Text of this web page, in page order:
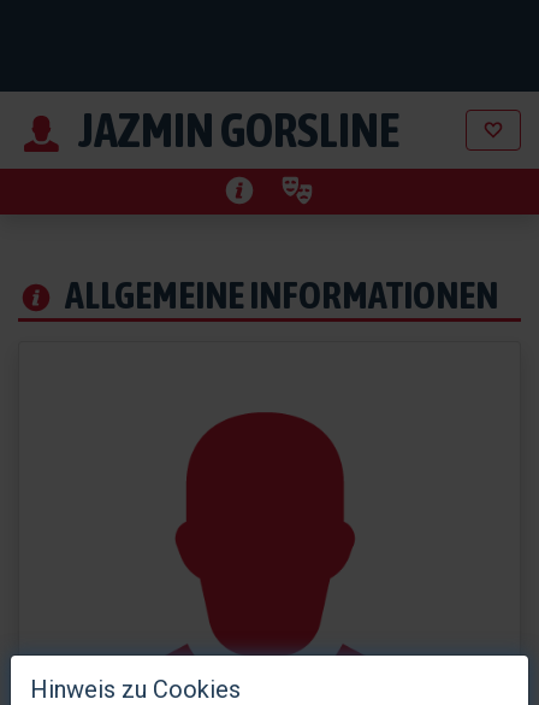
JAZMIN GORSLINE
ALLGEMEINE INFORMATIONEN
Hinweis zu Cookies